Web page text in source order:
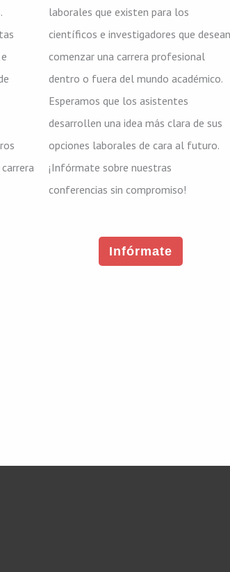
laborales que existen para los
científicos e investigadores que desean
comenzar una carrera profesional
dentro o fuera del mundo académico.
Esperamos que los asistentes
desarrollen una idea más clara de sus
opciones laborales de cara al futuro.
¡Infórmate sobre nuestras
conferencias sin compromiso!
Infórmate